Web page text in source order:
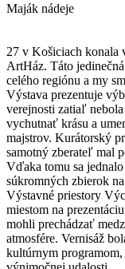
Maják nádeje
27 v Košiciach konala
ArtHáz. Táto
celého regiónu a my
Výstava prezentuje
verejnosti zatiaľ
vychutnať krásu a
majstrov. Kurátorský
samotný zberateľ mal
Vďaka tomu sa
súkromných zbierok
Výstavné priestory
miestom na
mohli prechádzať
atmosfére. Vernisáž
kultúrnym